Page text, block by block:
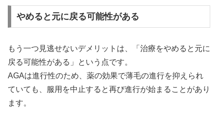
やめると元に戻る可能性がある
もう一つ見逃せないデメリットは、「治療をやめると元に
戻る可能性がある」という点です。
AGAは進行性のため、薬の効果で薄毛の進行を抑えられ
ていても、服用を中止すると再び進行が始まることがあり
ます。